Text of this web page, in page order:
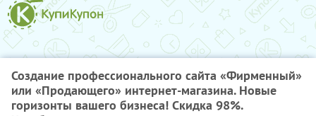
Создание профессионального сайта «Фирменный»
или «Продающего» интернет-магазина. Новые
горизонты вашего бизнеса! Скидка 98%.